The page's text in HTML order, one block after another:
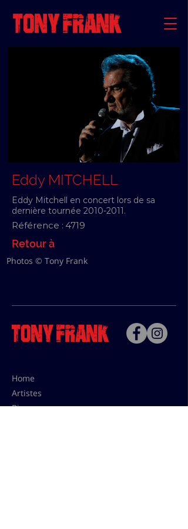
Eddy MITCHELL
Eddy Mitchell en concert lors de sa
dernière tournée 2010-2011.
Référence : 4719
Retour à
Photos © Tony Frank
Home
Artistes
Bio